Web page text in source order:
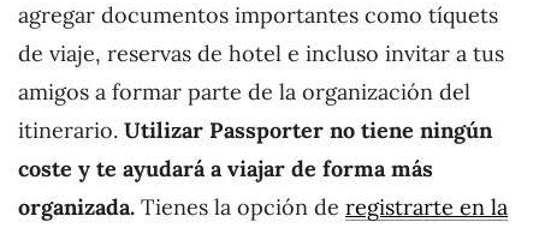
agregar documentos importantes como tíquets
de viaje, reservas de hotel e incluso invitar a tus
amigos a formar parte de la organización del
itinerario. Utilizar Passporter no tiene ningún
coste y te ayudará a viajar de forma más
organizada. Tienes la opción de registrarte en la